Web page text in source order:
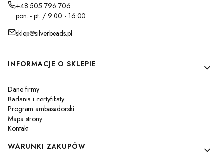
+48 505 796 706
pon. - pt. / 9:00 - 16:00
sklep@silverbeads.pl
Linki w stopce
INFORMACJE O SKLEPIE
Dane firmy
Badania i certyfikaty
Program ambasadorski
Mapa strony
Kontakt
WARUNKI ZAKUPÓW